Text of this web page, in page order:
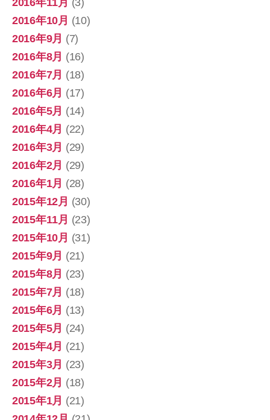
2016年10月 (10)
2016年9月 (7)
2016年8月 (16)
2016年7月 (18)
2016年6月 (17)
2016年5月 (14)
2016年4月 (22)
2016年3月 (29)
2016年2月 (29)
2016年1月 (28)
2015年12月 (30)
2015年11月 (23)
2015年10月 (31)
2015年9月 (21)
2015年8月 (23)
2015年7月 (18)
2015年6月 (13)
2015年5月 (24)
2015年4月 (21)
2015年3月 (23)
2015年2月 (18)
2015年1月 (21)